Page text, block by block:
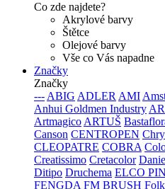
Co zde najdete?
Akrylové barvy
Štětce
Olejové barvy
Vše co Vás napadne
Značky
Značky
--- ABIG ADLER AMI
Anhui Goldmen Industry
Artmagico ARTUŠ
Canson CENTROPEN
CLEOPATRE COBRA
Creatissimo Cretacolor
Ditipo Druchema ELCO
FENGDA FM BRUSH